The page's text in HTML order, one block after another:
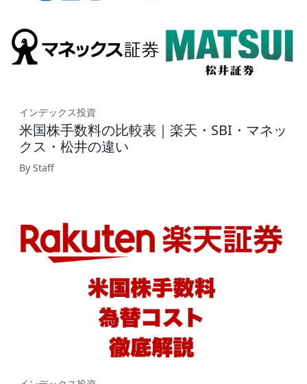
インデックス投資
米国株手数料の比較表｜楽天・SBI・マネッ
クス・松井の違い
By Staff